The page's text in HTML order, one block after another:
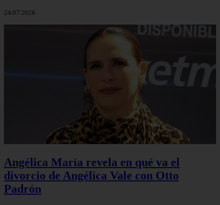
24/07/2026
Angélica María revela en qué va el
divorcio de Angélica Vale con Otto
Padrón